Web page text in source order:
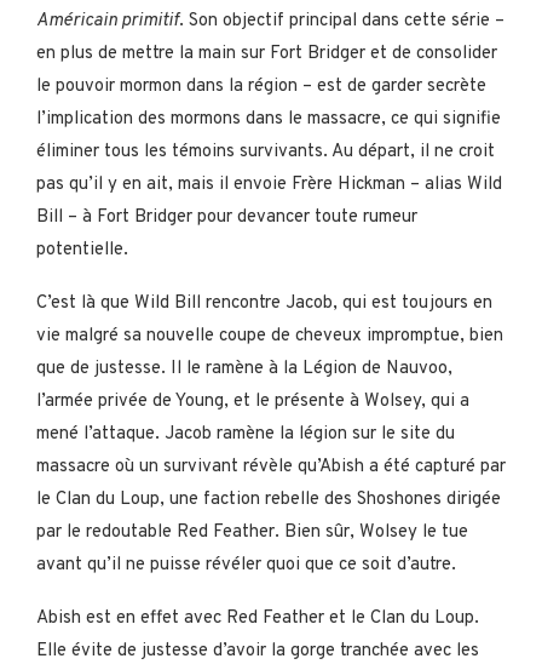
Américain primitif. Son objectif principal dans cette série –
en plus de mettre la main sur Fort Bridger et de consolider
le pouvoir mormon dans la région – est de garder secrète
l’implication des mormons dans le massacre, ce qui signifie
éliminer tous les témoins survivants. Au départ, il ne croit
pas qu’il y en ait, mais il envoie Frère Hickman – alias Wild
Bill – à Fort Bridger pour devancer toute rumeur
potentielle.
C’est là que Wild Bill rencontre Jacob, qui est toujours en
vie malgré sa nouvelle coupe de cheveux impromptue, bien
que de justesse. Il le ramène à la Légion de Nauvoo,
l’armée privée de Young, et le présente à Wolsey, qui a
mené l’attaque. Jacob ramène la légion sur le site du
massacre où un survivant révèle qu’Abish a été capturé par
le Clan du Loup, une faction rebelle des Shoshones dirigée
par le redoutable Red Feather. Bien sûr, Wolsey le tue
avant qu’il ne puisse révéler quoi que ce soit d’autre.
Abish est en effet avec Red Feather et le Clan du Loup.
Elle évite de justesse d’avoir la gorge tranchée avec les